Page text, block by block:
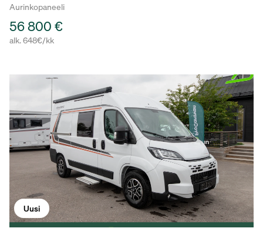
Aurinkopaneeli
56 800 €
alk. 648€/kk
Uusi